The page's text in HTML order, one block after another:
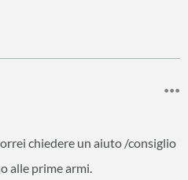
chiedere un aiuto /consiglio
alle prime armi.